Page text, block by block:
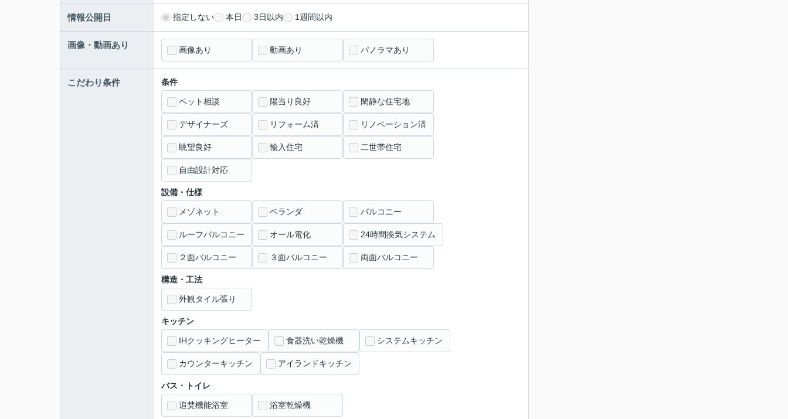
情報公開日 指定しない 本日 3日以内 1週間以内
画像・動画あり 画像あり 動画あり パノラマあり
こだわり条件 条件
ペット相談 陽当り良好 閑静な住宅地
デザイナーズ リフォーム済 リノベーション済
眺望良好 輸入住宅 二世帯住宅
自由設計対応
設備・仕様
メゾネット ベランダ バルコニー
ルーフバルコニー オール電化 24時間換気システム
２面バルコニー ３面バルコニー 両面バルコニー
構造・工法
外観タイル張り
キッチン
IHクッキングヒーター 食器洗い乾燥機 システムキッチン
カウンターキッチン アイランドキッチン
バス・トイレ
追焚機能浴室 浴室乾燥機